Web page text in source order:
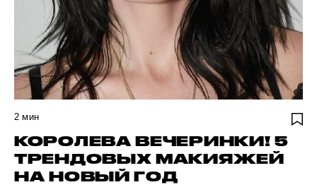
2 мин
КОРОЛЕВА ВЕЧЕРИНКИ! 5
ТРЕНДОВЫХ МАКИЯЖЕЙ
НА НОВЫЙ ГОД